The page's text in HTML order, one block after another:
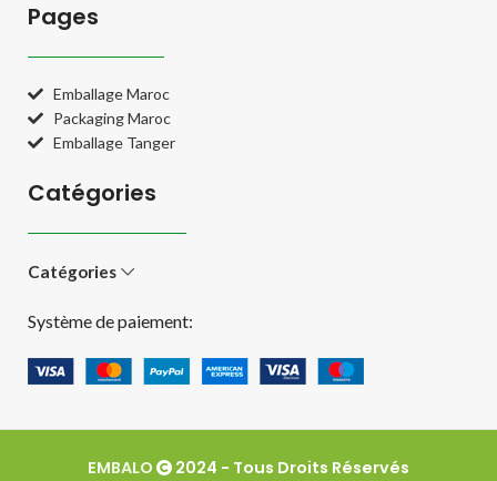
Pages
Emballage Maroc
Packaging Maroc
Emballage Tanger
Catégories
Catégories
Système de paiement:
EMBALO 2024 - Tous Droits Réservés